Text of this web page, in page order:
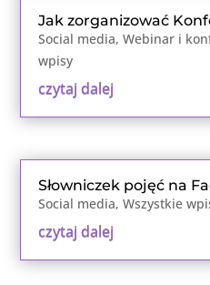
Jak zorganizować
Social media,Webinar i
wpisy
czytaj dalej
Słowniczek pojęć na
Social media,Wszystkie
czytaj dalej